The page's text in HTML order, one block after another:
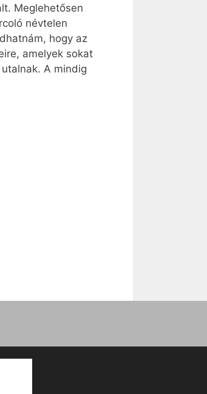
Meglehetősen
névtelen
hogy az
amelyek sokat
A mindig